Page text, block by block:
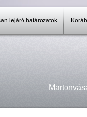
lejáró határozatok